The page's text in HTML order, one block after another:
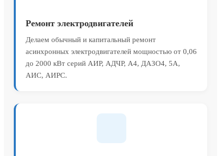
Ремонт электродвигателей
Делаем обычный и капитальный ремонт
асинхронных электродвигателей мощностью от 0,06
до 2000 кВт серий АИР, АДЧР, А4, ДАЗО4, 5А,
АИС, АИРС.